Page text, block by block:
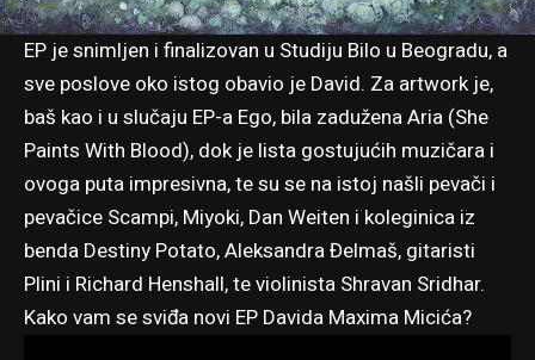
EP je snimljen i finalizovan u Studiju Bilo u Beogradu, a
sve poslove oko istog obavio je David. Za artwork je,
baš kao i u slučaju EP-a Ego, bila zadužena Aria (She
Paints With Blood), dok je lista gostujućih muzičara i
ovoga puta impresivna, te su se na istoj našli pevači i
pevačice Scampi, Miyoki, Dan Weiten i koleginica iz
benda Destiny Potato,Aleksandra Đelmaš, gitaristi
Plini i Richard Henshall, te violinista Shravan Sridhar.
Kako vam se sviđa novi EP Davida Maxima Micića?